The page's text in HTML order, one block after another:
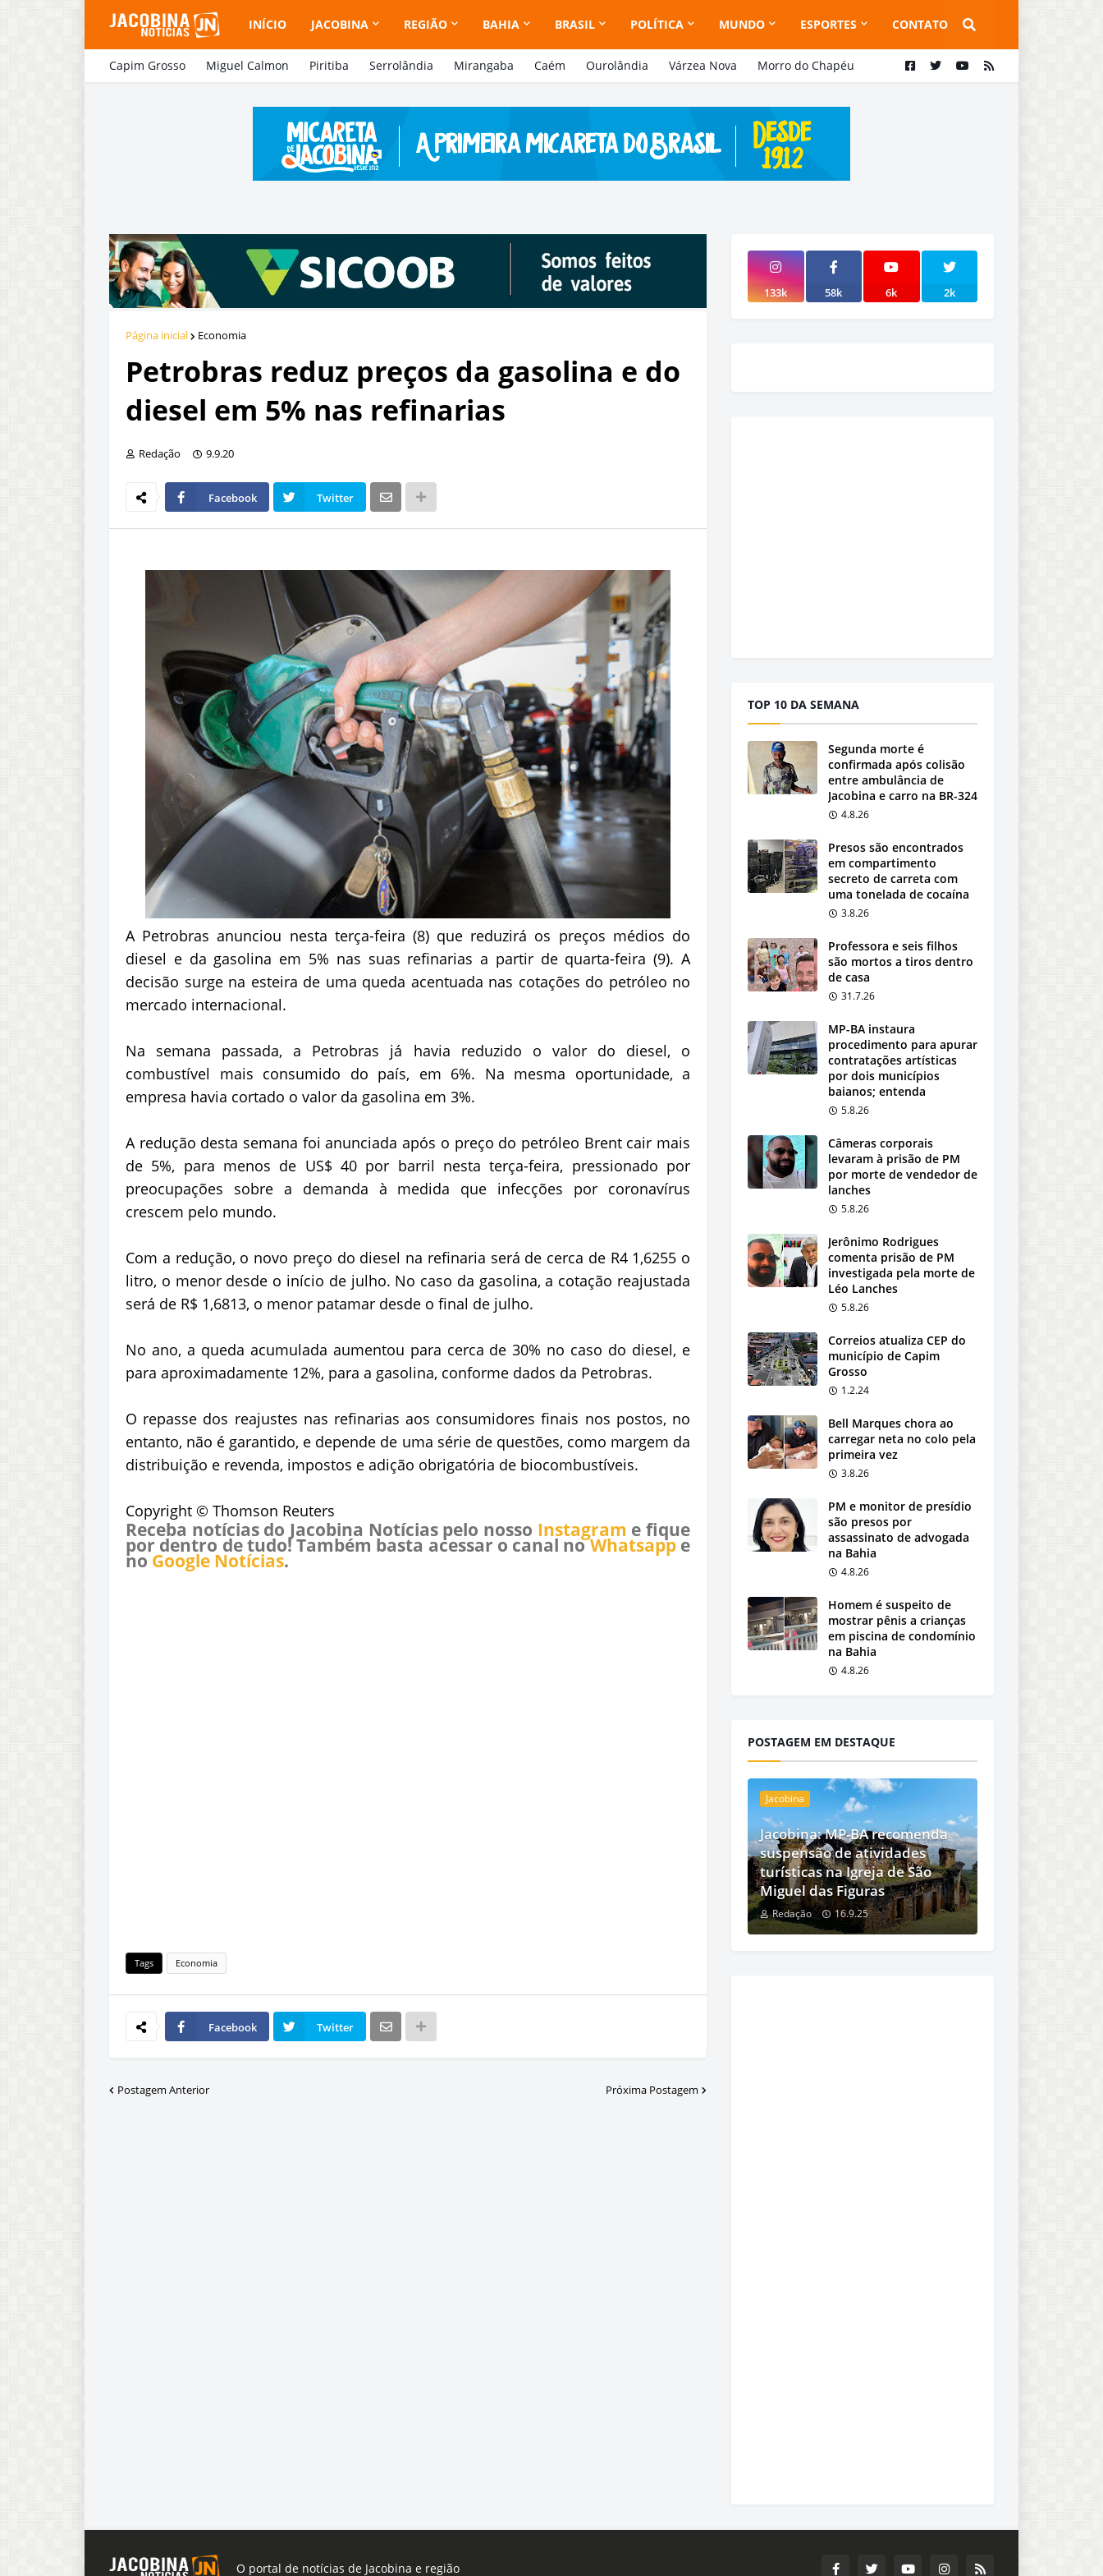
INÍCIO JACOBINA REGIÃO BAHIA BRASIL POLÍTICA MUNDO ESPORTES CONTATO
Capim Grosso Miguel Calmon Piritiba Serrolândia Mirangaba Caém Ourolândia Várzea Nova Morro do Chapéu
Página inicial Economia
Petrobras reduz preços da gasolina e do
diesel em 5% nas refinarias
Redação 9.9.20
Facebook Twitter
A Petrobras anunciou nesta terça-feira (8) que reduzirá os preços médios do
diesel e da gasolina em 5% nas suas refinarias a partir de quarta-feira (9). A
decisão surge na esteira de uma queda acentuada nas cotações do petróleo no
mercado internacional.
Na semana passada, a Petrobras já havia reduzido o valor do diesel, o
combustível mais consumido do país, em 6%. Na mesma oportunidade, a
empresa havia cortado o valor da gasolina em 3%.
A redução desta semana foi anunciada após o preço do petróleo Brent cair mais
de 5%, para menos de US$ 40 por barril nesta terça-feira, pressionado por
preocupações sobre a demanda à medida que infecções por coronavírus
crescem pelo mundo.
Com a redução, o novo preço do diesel na refinaria será de cerca de R4 1,6255 o
litro, o menor desde o início de julho. No caso da gasolina, a cotação reajustada
será de R$ 1,6813, o menor patamar desde o final de julho.
No ano, a queda acumulada aumentou para cerca de 30% no caso do diesel, e
para aproximadamente 12%, para a gasolina, conforme dados da Petrobras.
O repasse dos reajustes nas refinarias aos consumidores finais nos postos, no
entanto, não é garantido, e depende de uma série de questões, como margem da
distribuição e revenda, impostos e adição obrigatória de biocombustíveis.
Copyright © Thomson Reuters
Receba notícias do Jacobina Notícias pelo nosso Instagram e fique
por dentro de tudo! Também basta acessar o canal noWhatsappe
no Google Notícias.
Tags Economia
Facebook Twitter
Postagem Anterior Próxima Postagem
133k 58k 6k 2k
TOP 10 DA SEMANA
Segunda morte é
confirmada após colisão
entre ambulância de
Jacobina e carro na BR-324
4.8.26
Presos são encontrados
em compartimento
secreto de carreta com
uma tonelada de cocaína
3.8.26
Professora e seis filhos
são mortos a tiros dentro
de casa
31.7.26
MP-BA instaura
procedimento para apurar
contratações artísticas
por dois municípios
baianos; entenda
5.8.26
Câmeras corporais
levaram à prisão de PM
por morte de vendedor de
lanches
5.8.26
Jerônimo Rodrigues
comenta prisão de PM
investigada pela morte de
Léo Lanches
5.8.26
Correios atualiza CEP do
município de Capim
Grosso
1.2.24
Bell Marques chora ao
carregar neta no colo pela
primeira vez
3.8.26
PM e monitor de presídio
são presos por
assassinato de advogada
na Bahia
4.8.26
Homem é suspeito de
mostrar pênis a crianças
em piscina de condomínio
na Bahia
4.8.26
POSTAGEM EM DESTAQUE
Jacobina
Jacobina: MP-BA recomenda
suspensão de atividades
turísticas na Igreja de São
Miguel das Figuras
Redação 16.9.25
O portal de notícias de Jacobina e região